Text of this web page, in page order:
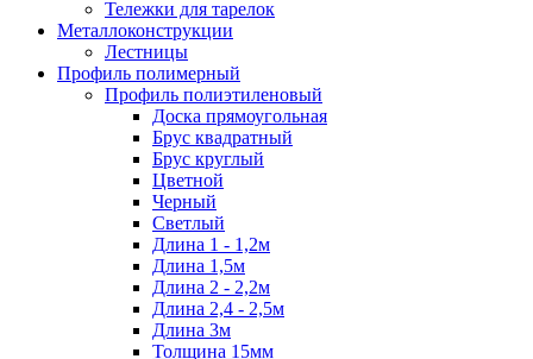
Тележки для тарелок
Металлоконструкции
Лестницы
Профиль полимерный
Профиль полиэтиленовый
Доска прямоугольная
Брус квадратный
Брус круглый
Цветной
Черный
Светлый
Длина 1 - 1,2м
Длина 1,5м
Длина 2 - 2,2м
Длина 2,4 - 2,5м
Длина 3м
Толщина 15мм